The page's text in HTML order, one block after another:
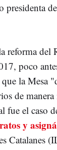
presidenta
del
poco
la Mesa
de
fue el caso
y
Catalanes